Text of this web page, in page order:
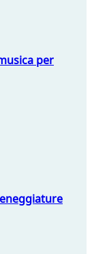
per